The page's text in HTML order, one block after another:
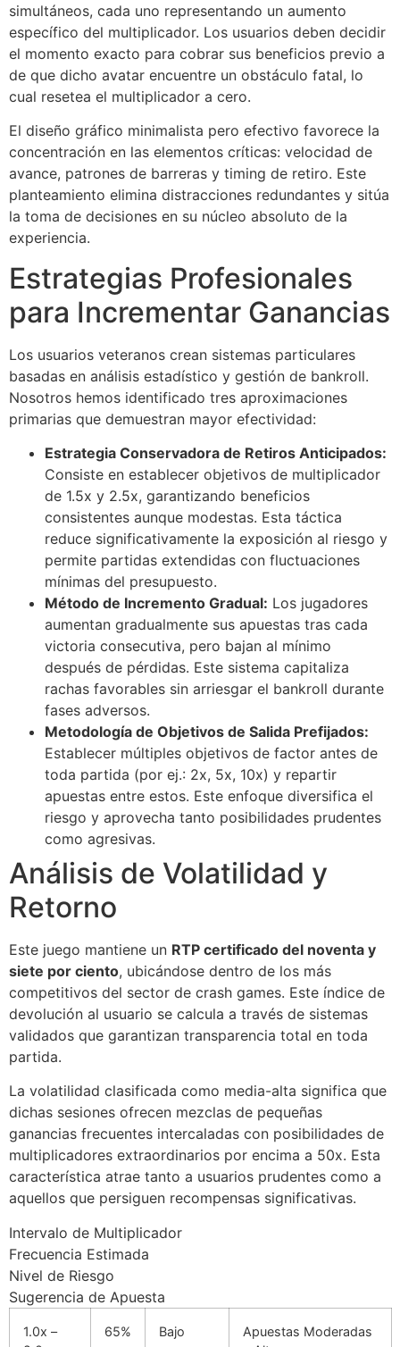
panel
panel
panel
panel
panel
panel
panel
panel
panel
panel
panel
Panel
Panel
oku
Panel
Panel
panel
Oku
panel
panel
panel
panel
panel
Hacklink
satın al
panel
simultáneos, cada uno representando un aumento
específico del multiplicador. Los usuarios deben decidir
el momento exacto para cobrar sus beneficios previo a
de que dicho avatar encuentre un obstáculo fatal, lo
cual resetea el multiplicador a cero.
El diseño gráfico minimalista pero efectivo favorece la
concentración en las elementos críticas: velocidad de
avance, patrones de barreras y timing de retiro. Este
planteamiento elimina distracciones redundantes y sitúa
la toma de decisiones en su núcleo absoluto de la
experiencia.
Estrategias Profesionales
para Incrementar Ganancias
Los usuarios veteranos crean sistemas particulares
basadas en análisis estadístico y gestión de bankroll.
Nosotros hemos identificado tres aproximaciones
primarias que demuestran mayor efectividad:
Estrategia Conservadora de Retiros Anticipados:
Consiste en establecer objetivos de multiplicador
de 1.5x y 2.5x, garantizando beneficios
consistentes aunque modestas. Esta táctica
reduce significativamente la exposición al riesgo y
permite partidas extendidas con fluctuaciones
mínimas del presupuesto.
Método de Incremento Gradual: Los jugadores
aumentan gradualmente sus apuestas tras cada
victoria consecutiva, pero bajan al mínimo
después de pérdidas. Este sistema capitaliza
rachas favorables sin arriesgar el bankroll durante
fases adversos.
Metodología de Objetivos de Salida Prefijados:
Establecer múltiples objetivos de factor antes de
toda partida (por ej.: 2x, 5x, 10x) y repartir
apuestas entre estos. Este enfoque diversifica el
riesgo y aprovecha tanto posibilidades prudentes
como agresivas.
Análisis de Volatilidad y
Retorno
Este juego mantiene un RTP certificado del noventa y
siete por ciento, ubicándose dentro de los más
competitivos del sector de crash games. Este índice de
devolución al usuario se calcula a través de sistemas
validados que garantizan transparencia total en toda
partida.
La volatilidad clasificada como media-alta significa que
dichas sesiones ofrecen mezclas de pequeñas
ganancias frecuentes intercaladas con posibilidades de
multiplicadores extraordinarios por encima a 50x. Esta
característica atrae tanto a usuarios prudentes como a
aquellos que persiguen recompensas significativas.
Intervalo de Multiplicador
Frecuencia Estimada
Nivel de Riesgo
Sugerencia de Apuesta
1.0x –
65% Bajo
Apuestas Moderadas